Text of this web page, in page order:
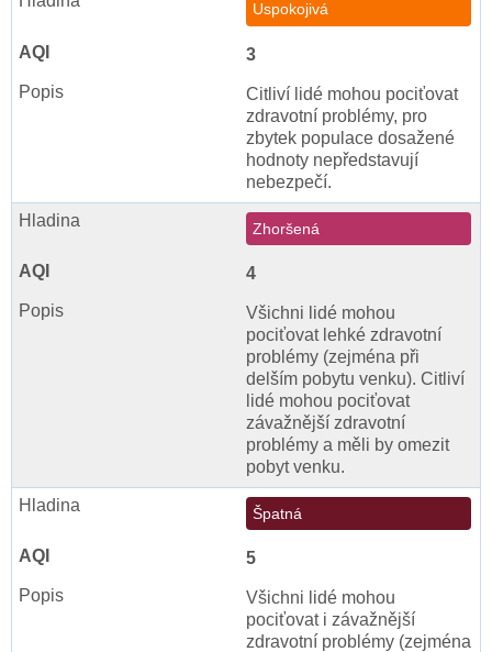
Uspokojivá
3
Citliví lidé mohou pociťovat
zdravotní problémy, pro
zbytek populace dosažené
hodnoty nepředstavují
nebezpečí.
Zhoršená
4
Všichni lidé mohou
pociťovat lehké zdravotní
problémy (zejména při
delším pobytu venku). Citliví
lidé mohou pociťovat
závažnější zdravotní
problémy a měli by omezit
pobyt venku.
Špatná
5
Všichni lidé mohou
pociťovat i závažnější
zdravotní problémy (zejména